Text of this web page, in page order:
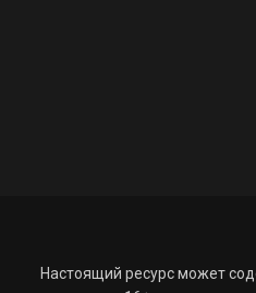
Настоящий ресурс может